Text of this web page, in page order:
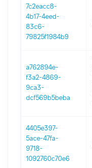
7c2eacc8-
4b17-4eed-
83c6-
79825f1984b9
a762894e-
f3a2-4869-
9ca3-
dcf569b5beba
4405e397-
5ace-47fa-
9718-
1092760c70e6